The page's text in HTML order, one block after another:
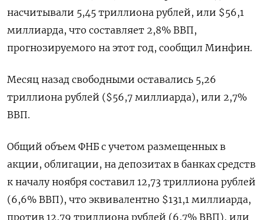
насчитывали 5,45 триллиона рублей, или $56,1
миллиарда, что составляет 2,8% ВВП,
прогнозируемого на этот год, сообщил Минфин.
Месяц назад свободными оставались 5,26
триллиона рублей ($56,7 миллиарда), или 2,7%
ВВП.
Общий объем ФНБ с учетом размещенных в
акции, облигации, на депозитах в банках средств
к началу ноября составил 12,73 триллиона рублей
(6,6% ВВП), что эквивалентно $131,1 миллиарда,
против 12,79 триллиона рублей (6,7% ВВП), или